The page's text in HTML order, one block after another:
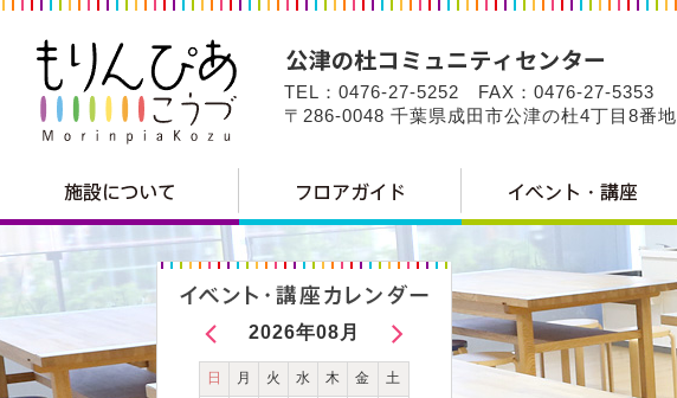
TEL：0476-27-5252 FAX：0476-27-5353
〒286-0048 千葉県成田市公津の杜4丁目8番地
2026年08月
日 月 火 水 木 金 土